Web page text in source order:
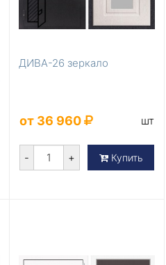
ДИВА-26 зеркало
от 36 960 шт
- + Купить